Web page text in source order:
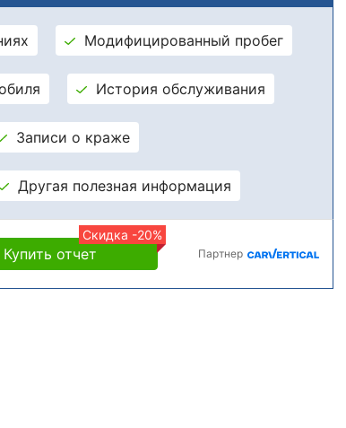
Модифицированный пробег
История обслуживания
Записи о краже
Другая полезная информация
Скидка -20%
Купить отчет Партнер